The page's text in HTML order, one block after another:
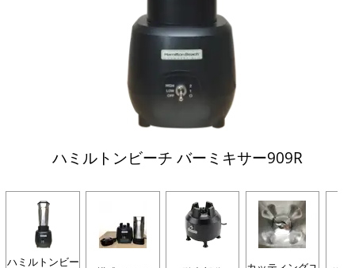
ハミルトンビーチ バーミキサー909R
ハミルトンビー